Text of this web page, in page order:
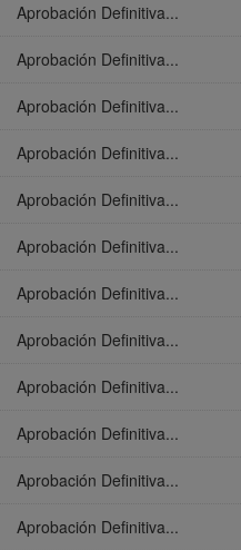
Aprobación Definitiva...
Aprobación Definitiva...
Aprobación Definitiva...
Aprobación Definitiva...
Aprobación Definitiva...
Aprobación Definitiva...
Aprobación Definitiva...
Aprobación Definitiva...
Aprobación Definitiva...
Aprobación Definitiva...
Aprobación Definitiva...
Aprobación Definitiva...